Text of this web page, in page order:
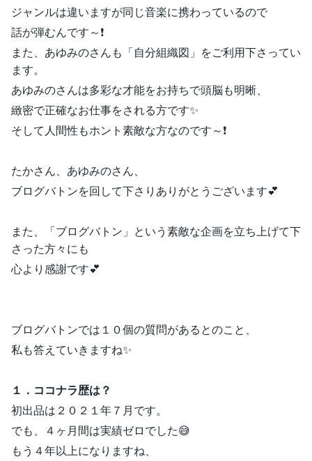
ジャンルは違いますが同じ音楽に携わっているので
話が弾むんです～❗
また、あゆみのさんも「自分組織図」をご利用下さってい
ます。
あゆみのさんは多彩な才能をお持ちで頭脳も明晰、
緻密で正確なお仕事をされる方です✨
そして人間性もホント素敵な方なのです～❗
たかさん、あゆみのさん、
ブログバトンを回して下さりありがとうございます💕
また、「ブログバトン」という素敵な企画を立ち上げて下
さった方々にも
心より感謝です💕
ブログバトンでは１０個の質問があるとのこと、
私も答えていきますね✨
１．ココナラ歴は？
初出品は２０２１年７月です。
でも、４ヶ月間は実績ゼロでした😅
もう４年以上になりますね、